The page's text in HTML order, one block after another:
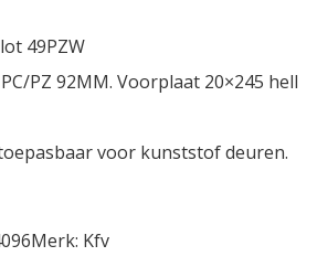
49PZW
PZ 92MM. Voorplaat 20×245 hell
voor kunststof deuren.
Merk: Kfv